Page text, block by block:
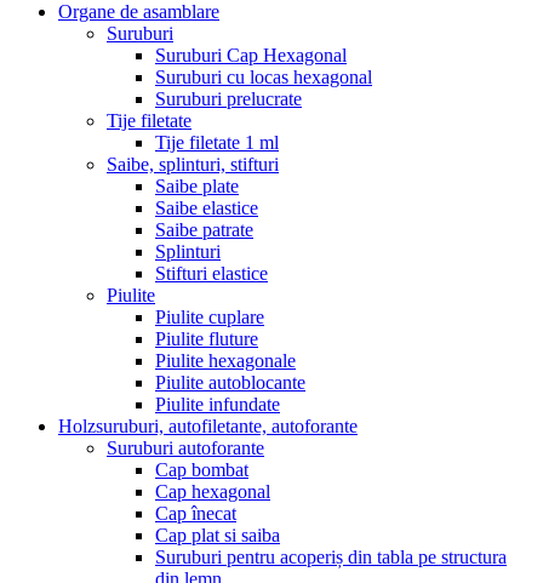
Organe de asamblare
Suruburi
Suruburi Cap Hexagonal
Suruburi cu locas hexagonal
Suruburi prelucrate
Tije filetate
Tije filetate 1 ml
Saibe, splinturi, stifturi
Saibe plate
Saibe elastice
Saibe patrate
Splinturi
Stifturi elastice
Piulite
Piulite cuplare
Piulite fluture
Piulite hexagonale
Piulite autoblocante
Piulite infundate
Holzsuruburi, autofiletante, autoforante
Suruburi autoforante
Cap bombat
Cap hexagonal
Cap înecat
Cap plat si saiba
Suruburi pentru acoperiș din tabla pe structura
din lemn